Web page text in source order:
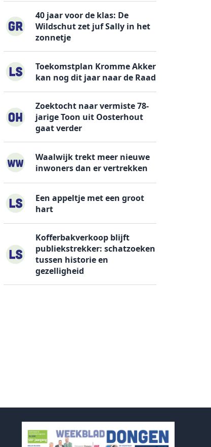
40 jaar voor de klas: De
Wildschut zet juf Sally in het
zonnetje
Toekomstplan Kromme Akker
kan nog dit jaar naar de Raad
Zoektocht naar vermiste 78-
jarige Toon uit Oosterhout
gaat verder
Waalwijk trekt meer nieuwe
inwoners dan er vertrekken
Een appeltje met een groot
hart
Kofferbakverkoop blijft
publiekstrekker: schatzoeken
tussen historie en
gezelligheid